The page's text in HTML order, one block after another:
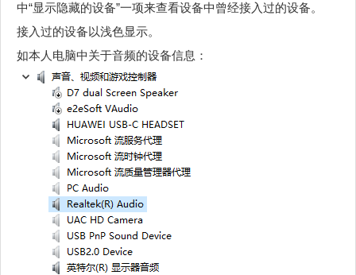
中“显示隐藏的设备”一项来查看设备中曾经接入过的设备。
接入过的设备以浅色显示。
如本人电脑中关于音频的设备信息：